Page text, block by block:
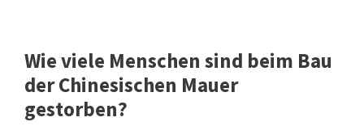
Wie viele Menschen sind beim Bau
der Chinesischen Mauer
gestorben?